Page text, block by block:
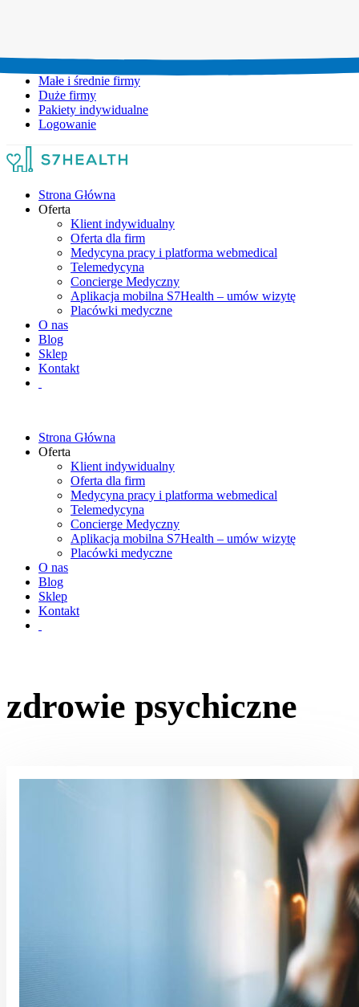
Małe i średnie firmy
Duże firmy
Pakiety indywidualne
Logowanie
Strona Główna
Oferta
Klient indywidualny
Oferta dla firm
Medycyna pracy i platforma webmedical
Telemedycyna
Concierge Medyczny
Aplikacja mobilna S7Health – umów wizytę
Placówki medyczne
O nas
Blog
Sklep
Kontakt
Strona Główna
Oferta
Klient indywidualny
Oferta dla firm
Medycyna pracy i platforma webmedical
Telemedycyna
Concierge Medyczny
Aplikacja mobilna S7Health – umów wizytę
Placówki medyczne
O nas
Blog
Sklep
Kontakt
zdrowie psychiczne